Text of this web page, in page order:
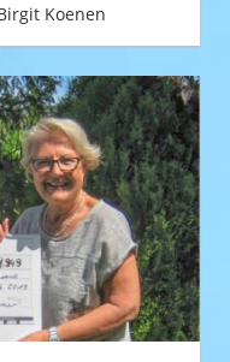
Koenen